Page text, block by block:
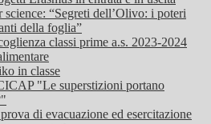
“Segreti dell’Olivo: i poteri
della foglia”
classi prime a.s. 2023-2024
in classe
"Le superstizioni portano
di evacuazione ed esercitazione